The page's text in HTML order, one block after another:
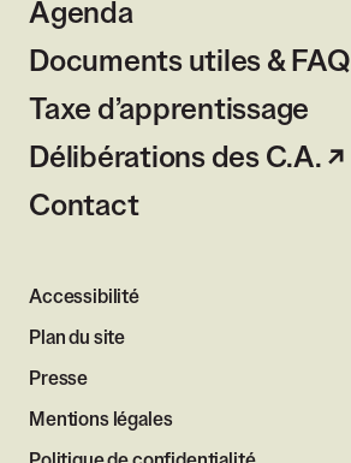
Agenda
Documents utiles & FAQ
Taxe d’apprentissage
Délibérations des C.A.
Contact
Accessibilité
Plan du site
Presse
Mentions légales